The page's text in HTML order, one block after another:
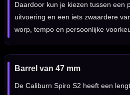
Daardoor kun je kiezen tussen een
uitvoering en een iets zwaardere
worp, tempo en persoonlijke
Barrel van 47 mm
De Caliburn Spiro S2 heeft een